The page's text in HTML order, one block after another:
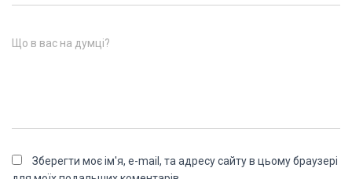
Що в вас на думці?
Зберегти моє ім'я, e-mail, та адресу сайту в цьому браузері